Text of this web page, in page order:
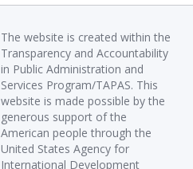
The website is created within the
Transparency and Accountability
in Public Administration and
Services Program/TAPAS. This
website is made possible by the
generous support of the
American people through the
United States Agency for
International Development